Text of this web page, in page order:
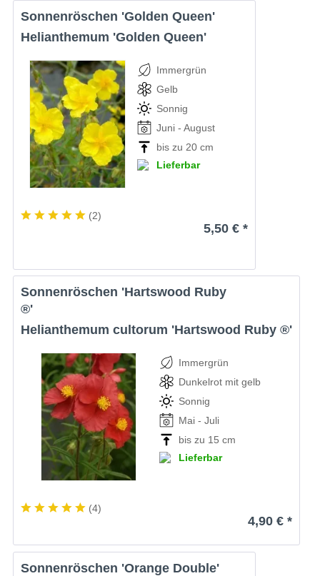
Sonnenröschen 'Golden Queen'
Helianthemum 'Golden Queen'
Immergrün
Gelb
Sonnig
Juni - August
bis zu 20 cm
Lieferbar
(2)
5,50 € *
Sonnenröschen 'Hartswood Ruby
®'
Helianthemum cultorum 'Hartswood Ruby ®'
Immergrün
Dunkelrot mit gelb
Sonnig
Mai - Juli
bis zu 15 cm
Lieferbar
(4)
4,90 € *
Sonnenröschen 'Orange Double'